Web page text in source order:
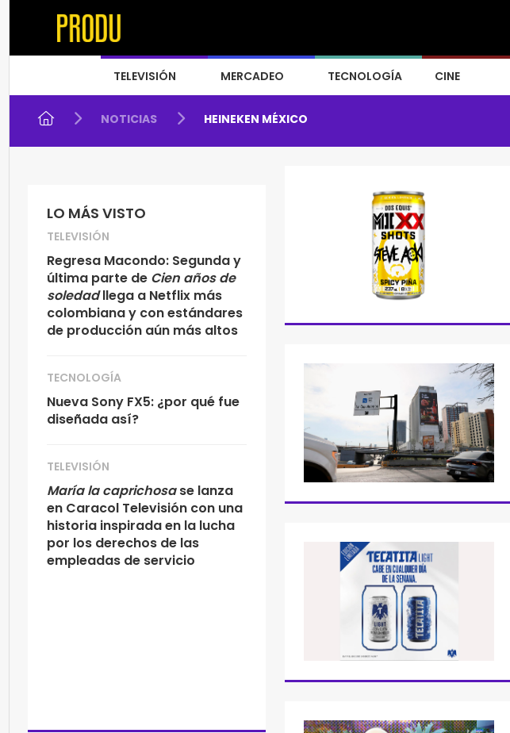
TELEVISIÓN MERCADEO TECNOLOGÍA CINE
NOTICIAS HEINEKEN MÉXICO
LO MÁS VISTO
TELEVISIÓN
Regresa Macondo: Segunda y
última parte de Cien años de
soledadllega a Netflix más
colombiana y con estándares
de producción aún más altos
TECNOLOGÍA
Nueva Sony FX5: ¿por qué fue
diseñada así?
TELEVISIÓN
María la caprichosase lanza
en Caracol Televisión con una
historia inspirada en la lucha
por los derechos de las
empleadas de servicio